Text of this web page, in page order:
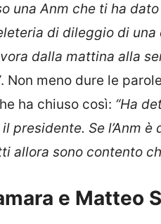
una Anm che ti ha
di dileggio di
dalla mattina alla
. Non meno dure le
ha chiuso così: “Ha
presidente. Se l’Anm
allora sono contento
e Matteo